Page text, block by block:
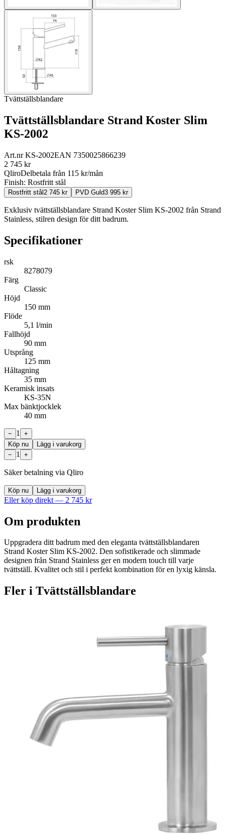
Tvättställsblandare
Tvättställsblandare Strand Koster Slim
KS-2002
Art.nrKS-2002EAN 7350025866239
2 745 kr
QliroDelbetala från 115 kr/mån
Finish: Rostfritt stål
Rostfritt stål 2 745 kr PVD Guld3 995 kr
Exklusiv tvättställsblandare Strand Koster Slim KS-2002 från Strand
Stainless, stilren design för ditt badrum.
Specifikationer
rsk
8278079
Färg
Classic
Höjd
150 mm
Flöde
5,1 l/min
Fallhöjd
90 mm
Utsprång
125 mm
Håltagning
35 mm
Keramisk insats
KS-35N
Max bänktjocklek
40 mm
− 1
+
Köp nu
Lägg i varukorg
−
1 +
Säker betalning via Qliro
Köp nu Lägg i varukorg
Eller köp direkt — 2 745 kr
Om produkten
Uppgradera ditt badrum med den eleganta tvättställsblandaren
Strand Koster Slim KS-2002. Den sofistikerade och slimmade
designen från Strand Stainless ger en modern touch till varje
tvättställ. Kvalitet och stil i perfekt kombination för en lyxig känsla.
Fler i Tvättställsblandare